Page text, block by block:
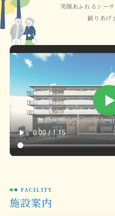
笑顔あふれるシー
創りあげ
FACILITY
施設案内